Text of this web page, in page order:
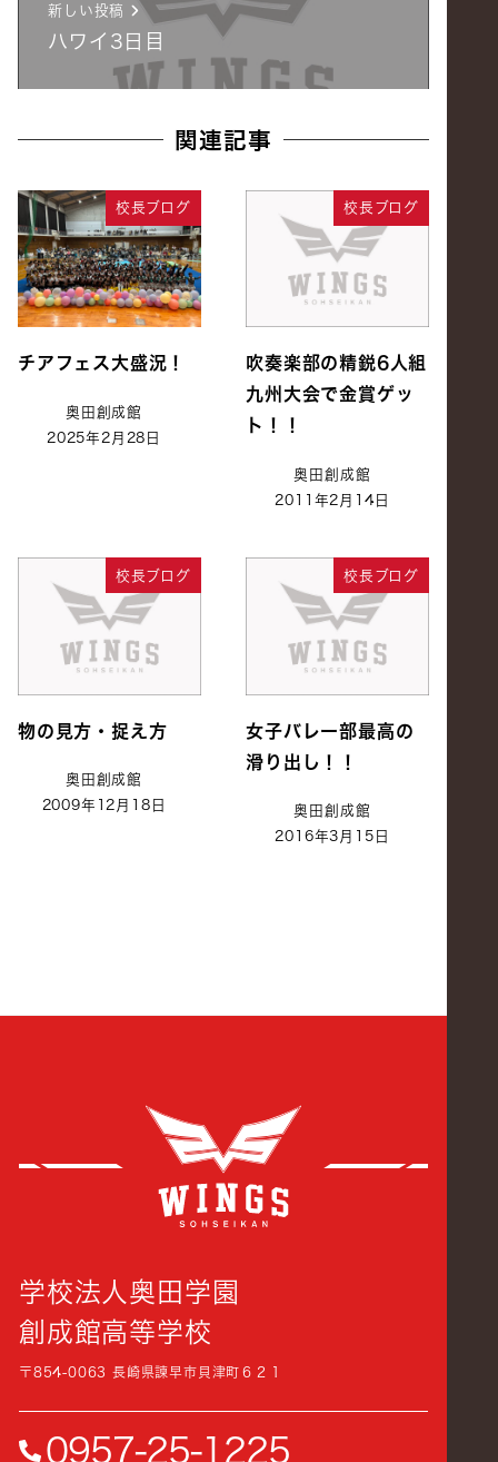
新しい投稿
ハワイ3日目
関連記事
校長ブログ
チアフェス大盛況！
奥田創成館
2025年2月28日
校長ブログ
吹奏楽部の精鋭6人組
九州大会で金賞ゲッ
ト！！
奥田創成館
2011年2月14日
校長ブログ
物の見方・捉え方
奥田創成館
2009年12月18日
校長ブログ
女子バレー部最高の
滑り出し！！
奥田創成館
2016年3月15日
学校法人奥田学園
創成館高等学校
〒854-0063 長崎県諫早市貝津町６２１
0957-25-1225